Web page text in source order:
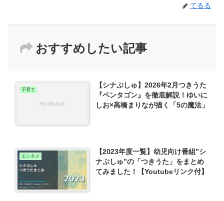
てるる
おすすめしたい記事
子育て
【シナぷしゅ】2026年2月つきうた
『ペンタゴン』を徹底解説！ゆいに
しお×高橋まりなが描く「5の魔法」
エンタメ
【2023年度一覧】幼児向け番組”シ
ナぷしゅ”の「つきうた」をまとめ
てみました！【Youtubeリンク付】